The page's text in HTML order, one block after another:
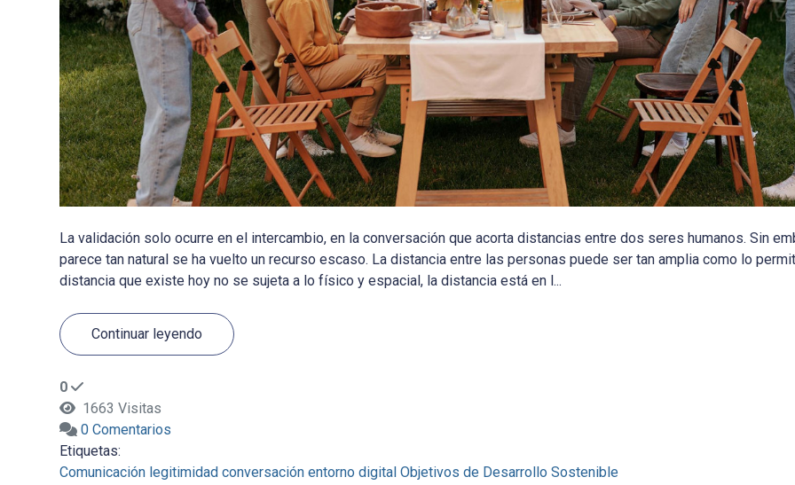
La validación solo ocurre en el intercambio, en la conversación que acorta distancias entre dos seres humanos. Sin
parece tan natural se ha vuelto un recurso escaso. La distancia entre las personas puede ser tan amplia como lo
distancia que existe hoy no se sujeta a lo físico y espacial, la distancia está en l...
Continuar leyendo
0
1663 Visitas
0 Comentarios
Etiquetas:
Comunicación legitimidad conversación entorno digital Objetivos de Desarrollo Sostenible